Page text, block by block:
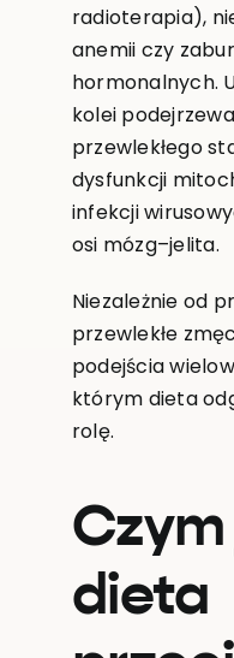
radioterapia),
anemii czy
hormonalnych.
kolei podejrzewa
przewlekłego
dysfunkcji
infekcji
osi mózg–jelita.
Niezależnie od
przewlekłe
podejścia
którym dieta
rolę.
dieta